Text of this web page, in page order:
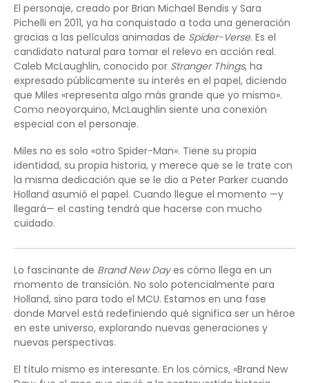
El personaje, creado por Brian Michael Bendis y Sara
Pichelli en 2011, ya ha conquistado a toda una generación
gracias a las películas animadas de Spider-Verse. Es el
candidato natural para tomar el relevo en acción real.
Caleb McLaughlin, conocido por Stranger Things, ha
expresado públicamente su interés en el papel, diciendo
que Miles «representa algo más grande que yo mismo».
Como neoyorquino, McLaughlin siente una conexión
especial con el personaje.
Miles no es solo «otro Spider-Man». Tiene su propia
identidad, su propia historia, y merece que se le trate con
la misma dedicación que se le dio a Peter Parker cuando
Holland asumió el papel. Cuando llegue el momento —y
llegará— el casting tendrá que hacerse con mucho
cuidado.
Lo fascinante de Brand New Dayes cómo llega en un
momento de transición. No solo potencialmente para
Holland, sino para todo el MCU. Estamos en una fase
donde Marvel está redefiniendo qué significa ser un héroe
en este universo, explorando nuevas generaciones y
nuevas perspectivas.
El título mismo es interesante. En los cómics, «Brand New